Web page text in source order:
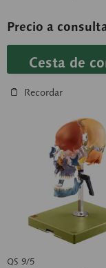
Precio a
Cesta de
Recordar
QS 9/5